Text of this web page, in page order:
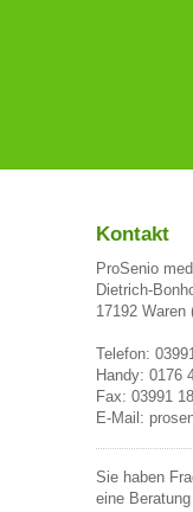
Kontakt
ProSenio
Dietrich-
17192 Waren
Telefon:
Handy: 0176
Fax: 03991
E-Mail:
Sie haben
eine